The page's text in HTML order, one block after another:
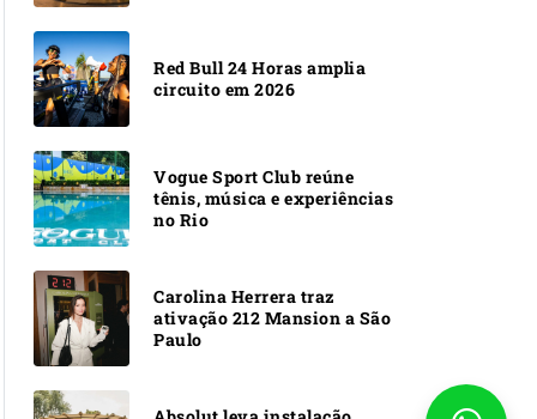
Red Bull 24 Horas amplia
circuito em 2026
Vogue Sport Club reúne
tênis, música e experiências
no Rio
Carolina Herrera traz
ativação 212 Mansion a São
Paulo